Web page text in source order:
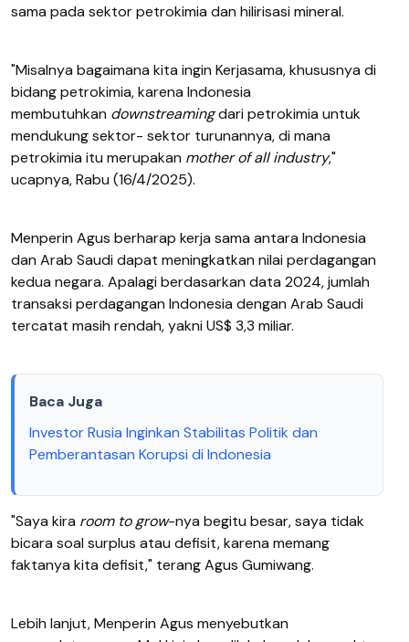
sama pada sektor petrokimia dan hilirisasi mineral.
"Misalnya bagaimana kita ingin Kerjasama, khususnya di
bidang petrokimia, karena Indonesia
membutuhkan downstreamingdari petrokimia untuk
mendukung sektor- sektor turunannya, di mana
petrokimia itu merupakan mother of all industry,"
ucapnya, Rabu (16/4/2025).
Menperin Agus berharap kerja sama antara Indonesia
dan Arab Saudi dapat meningkatkan nilai perdagangan
kedua negara. Apalagi berdasarkan data 2024, jumlah
transaksi perdagangan Indonesia dengan Arab Saudi
tercatat masih rendah, yakni US$ 3,3 miliar.
Baca Juga
Investor Rusia Inginkan Stabilitas Politik dan
Pemberantasan Korupsi di Indonesia
"Saya kira room to grow-nya begitu besar, saya tidak
bicara soal surplus atau defisit, karena memang
faktanya kita defisit," terang Agus Gumiwang.
Lebih lanjut, Menperin Agus menyebutkan